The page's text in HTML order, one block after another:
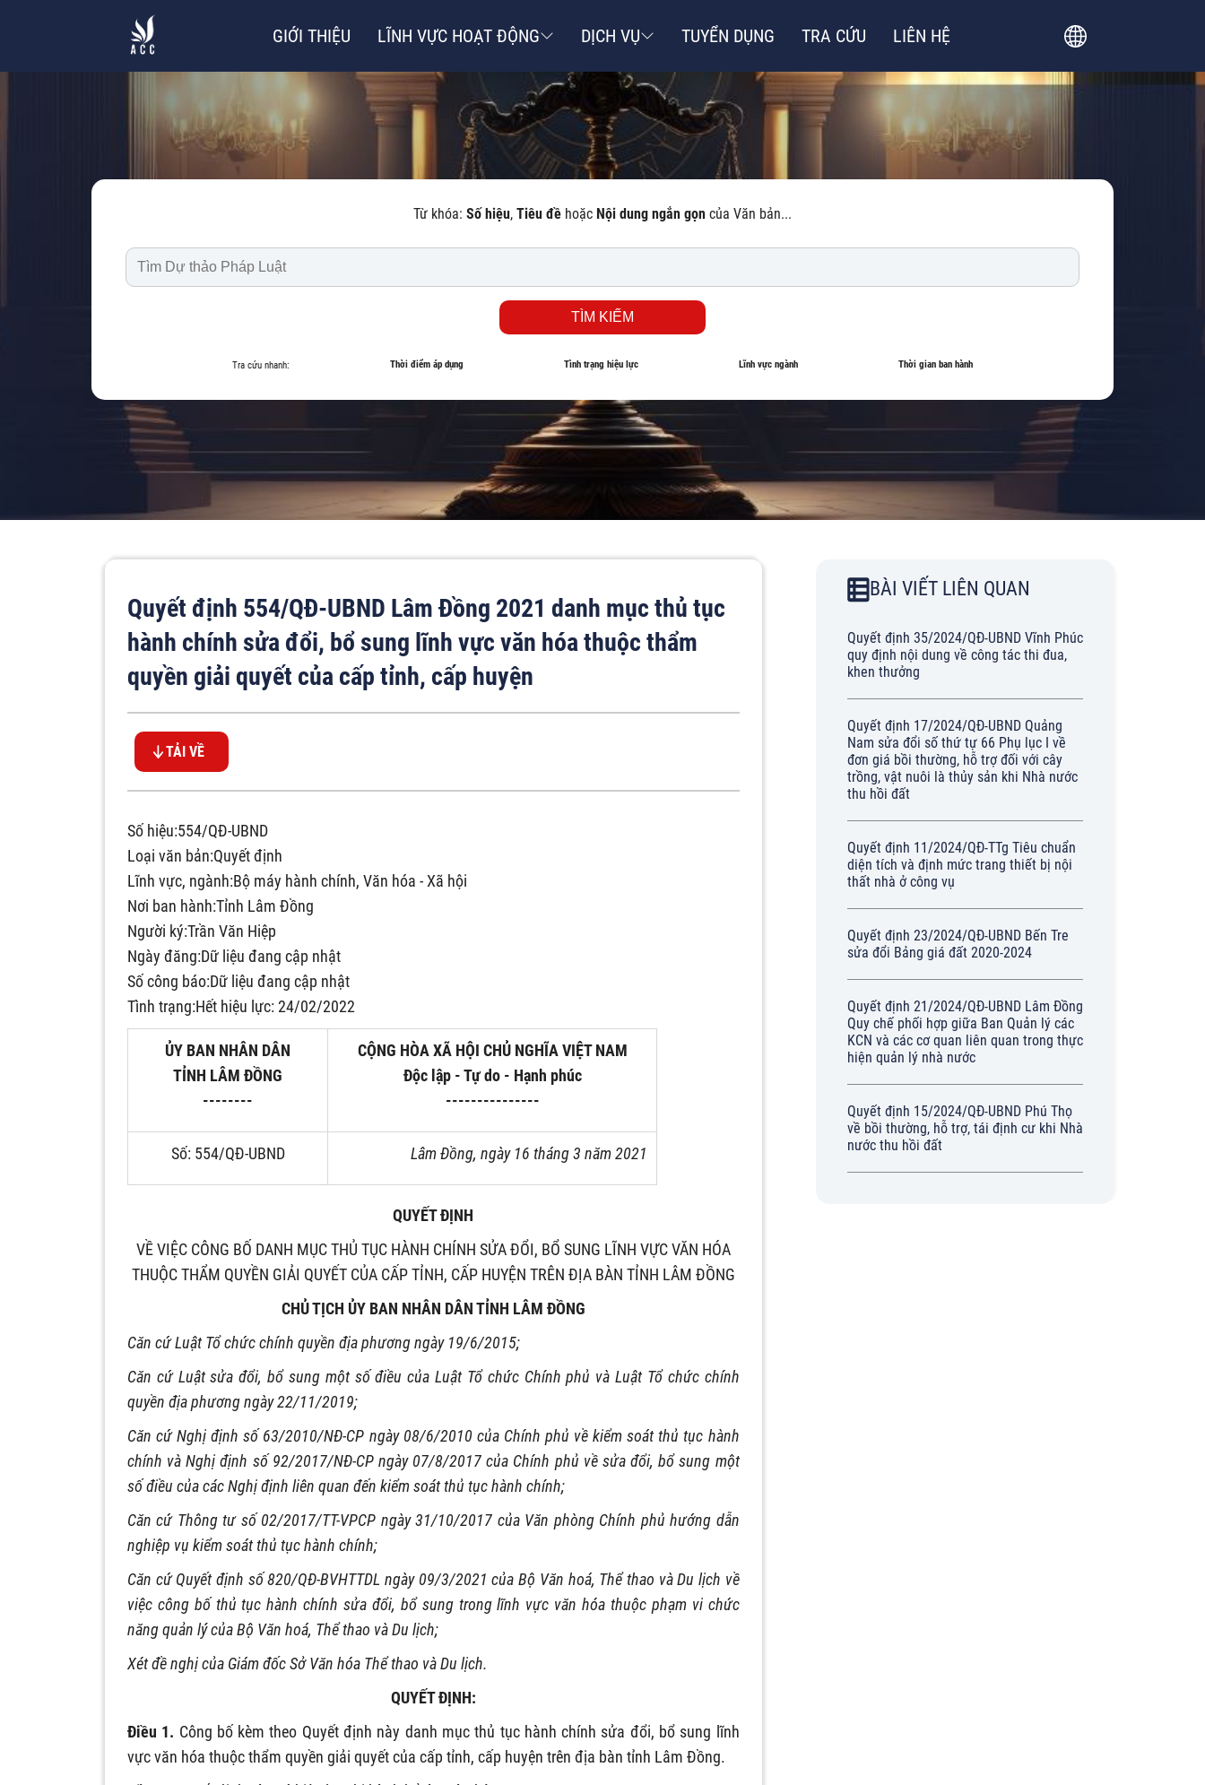
GIỚI THIỆU LĨNH VỰC HOẠT ĐỘNG DỊCH VỤ TUYỂN DỤNG TRA CỨU LIÊN HỆ
Từ khóa: Số hiệu, Tiêu đề hoặc Nội dung ngắn gọn của Văn bản...
TÌM KIẾM
Tra cứu nhanh: Thời điểm áp dụng Tình trạng hiệu lực Lĩnh vực ngành Thời gian ban hành
Quyết định 554/QĐ-UBND Lâm Đồng 2021 danh mục thủ tục
hành chính sửa đổi, bổ sung lĩnh vực văn hóa thuộc thẩm
quyền giải quyết của cấp tỉnh, cấp huyện
TẢI VỀ
Số hiệu:554/QĐ-UBND
Loại văn bản:Quyết định
Lĩnh vực, ngành:Bộ máy hành chính, Văn hóa - Xã hội
Nơi ban hành:Tỉnh Lâm Đồng
Người ký:Trần Văn Hiệp
Ngày đăng:Dữ liệu đang cập nhật
Số công báo:Dữ liệu đang cập nhật
Tình trạng:Hết hiệu lực: 24/02/2022
ỦY BAN NHÂN DÂN
TỈNH LÂM ĐỒNG
--------
CỘNG HÒA XÃ HỘI CHỦ NGHĨA VIỆT NAM
Độc lập - Tự do - Hạnh phúc
---------------
Số: 554/QĐ-UBND Lâm Đồng, ngày 16 tháng 3 năm 2021
QUYẾT ĐỊNH
VỀ VIỆC CÔNG BỐ DANH MỤC THỦ TỤC HÀNH CHÍNH SỬA ĐỔI, BỔ SUNG LĨNH VỰC VĂN HÓA
THUỘC THẨM QUYỀN GIẢI QUYẾT CỦA CẤP TỈNH, CẤP HUYỆN TRÊN ĐỊA BÀN TỈNH LÂM ĐỒNG
CHỦ TỊCH ỦY BAN NHÂN DÂN TỈNH LÂM ĐỒNG
Căn cứ Luật Tổ chức chính quyền địa phương ngày 19/6/2015;
Căn cứ Luật sửa đổi, bổ sung một số điều của Luật Tổ chức Chính phủ và Luật Tổ chức chính
quyền địa phương ngày 22/11/2019;
Căn cứ Nghị định số 63/2010/NĐ-CP ngày 08/6/2010 của Chính phủ về kiểm soát thủ tục hành
chính và Nghị định số 92/2017/NĐ-CP ngày 07/8/2017 của Chính phủ về sửa đổi, bổ sung một
số điều của các Nghị định liên quan đến kiểm soát thủ tục hành chính;
Căn cứ Thông tư số 02/2017/TT-VPCP ngày 31/10/2017 của Văn phòng Chính phủ hướng dẫn
nghiệp vụ kiểm soát thủ tục hành chính;
Căn cứ Quyết định số 820/QĐ-BVHTTDL ngày 09/3/2021 của Bộ Văn hoá, Thể thao và Du lịch về
việc công bố thủ tục hành chính sửa đổi, bổ sung trong lĩnh vực văn hóa thuộc phạm vi chức
năng quản lý của Bộ Văn hoá, Thể thao và Du lịch;
Xét đề nghị của Giám đốc Sở Văn hóa Thể thao và Du lịch.
QUYẾT ĐỊNH:
Điều 1. Công bố kèm theo Quyết định này danh mục thủ tục hành chính sửa đổi, bổ sung lĩnh
vực văn hóa thuộc thẩm quyền giải quyết của cấp tỉnh, cấp huyện trên địa bàn tỉnh Lâm Đồng.
BÀI VIẾT LIÊN QUAN
Quyết định 35/2024/QĐ-UBND Vĩnh Phúc
quy định nội dung về công tác thi đua,
khen thưởng
Quyết định 17/2024/QĐ-UBND Quảng
Nam sửa đổi số thứ tự 66 Phụ lục I về
đơn giá bồi thường, hỗ trợ đối với cây
trồng, vật nuôi là thủy sản khi Nhà nước
thu hồi đất
Quyết định 11/2024/QĐ-TTg Tiêu chuẩn
diện tích và định mức trang thiết bị nội
thất nhà ở công vụ
Quyết định 23/2024/QĐ-UBND Bến Tre
sửa đổi Bảng giá đất 2020-2024
Quyết định 21/2024/QĐ-UBND Lâm Đồng
Quy chế phối hợp giữa Ban Quản lý các
KCN và các cơ quan liên quan trong thực
hiện quản lý nhà nước
Quyết định 15/2024/QĐ-UBND Phú Thọ
về bồi thường, hỗ trợ, tái định cư khi Nhà
nước thu hồi đất